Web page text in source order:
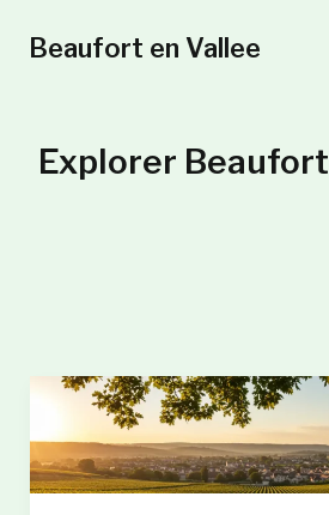
Beaufort en Vallee
Explorer Beaufort